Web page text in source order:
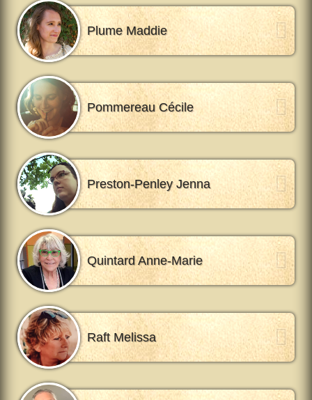
Plume Maddie
Pommereau Cécile
Preston-Penley Jenna
Quintard Anne-Marie
Raft Melissa